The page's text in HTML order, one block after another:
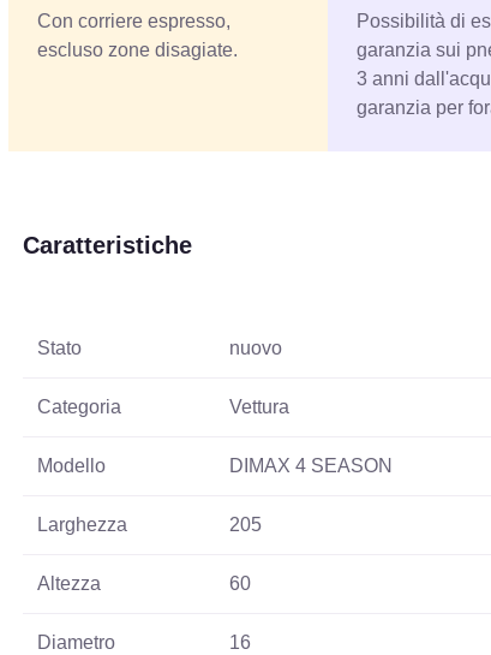
Con corriere espresso,
escluso zone disagiate.
Possibilità di
garanzia sui
3 anni
garanzia per
Caratteristiche
Stato nuovo
Categoria Vettura
Modello DIMAX 4 SEASON
Larghezza 205
Altezza 60
Diametro 16